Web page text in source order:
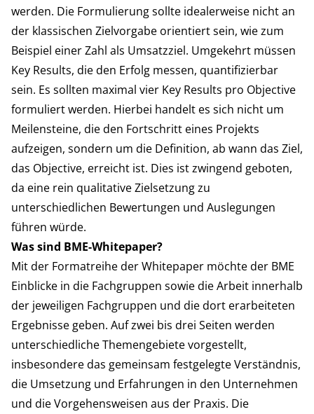
werden. Die Formulierung sollte idealerweise nicht an
der klassischen Zielvorgabe orientiert sein, wie zum
Beispiel einer Zahl als Umsatzziel. Umgekehrt müssen
Key Results, die den Erfolg messen, quantifizierbar
sein. Es sollten maximal vier Key Results pro Objective
formuliert werden. Hierbei handelt es sich nicht um
Meilensteine, die den Fortschritt eines Projekts
aufzeigen, sondern um die Definition, ab wann das Ziel,
das Objective, erreicht ist. Dies ist zwingend geboten,
da eine rein qualitative Zielsetzung zu
unterschiedlichen Bewertungen und Auslegungen
führen würde.
Was sind BME-Whitepaper?
Mit der Formatreihe der Whitepaper möchte der BME
Einblicke in die Fachgruppen sowie die Arbeit innerhalb
der jeweiligen Fachgruppen und die dort erarbeiteten
Ergebnisse geben. Auf zwei bis drei Seiten werden
unterschiedliche Themengebiete vorgestellt,
insbesondere das gemeinsam festgelegte Verständnis,
die Umsetzung und Erfahrungen in den Unternehmen
und die Vorgehensweisen aus der Praxis. Die